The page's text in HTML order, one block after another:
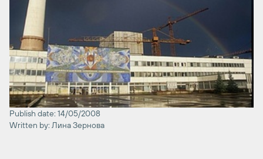
Publish date: 14/05/2008
Written by: Лина Зернова